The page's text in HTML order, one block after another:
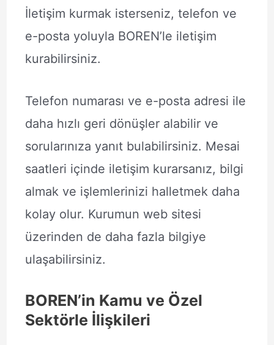
İletişim kurmak isterseniz, telefon ve
e-posta yoluyla BOREN’le iletişim
kurabilirsiniz.
Telefon numarası ve e-posta adresi ile
daha hızlı geri dönüşler alabilir ve
sorularınıza yanıt bulabilirsiniz. Mesai
saatleri içinde iletişim kurarsanız, bilgi
almak ve işlemlerinizi halletmek daha
kolay olur. Kurumun web sitesi
üzerinden de daha fazla bilgiye
ulaşabilirsiniz.
BOREN’in Kamu ve Özel
Sektörle İlişkileri